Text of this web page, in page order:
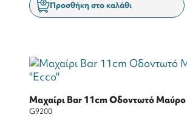
Προσθήκη στο καλάθι
Μαχαίρι Bar 11cm Οδοντωτό
G9200